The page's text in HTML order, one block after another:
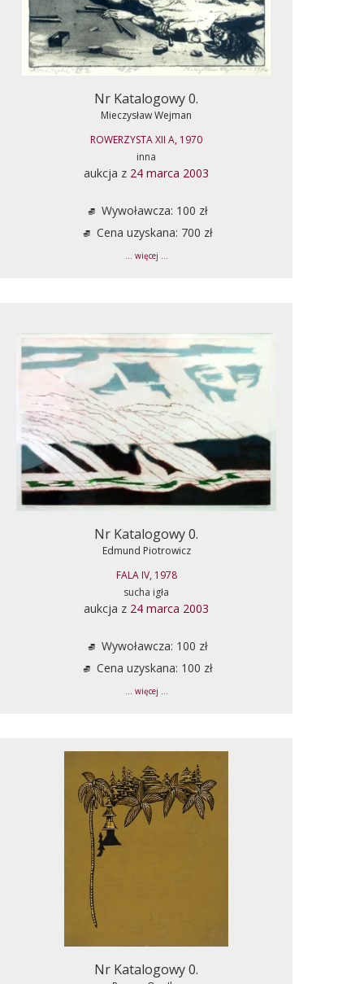
Nr Katalogowy 0.
Mieczysław Wejman
ROWERZYSTA XII A, 1970
inna
aukcja z 24 marca 2003
Wywoławcza: 100 zł
Cena uzyskana: 700 zł
... więcej ...
Nr Katalogowy 0.
Edmund Piotrowicz
FALA IV, 1978
sucha igła
aukcja z 24 marca 2003
Wywoławcza: 100 zł
Cena uzyskana: 100 zł
... więcej ...
Nr Katalogowy 0.